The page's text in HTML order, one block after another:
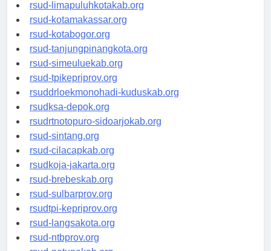
rsud-limapuluhkotakab.org
rsud-kotamakassar.org
rsud-kotabogor.org
rsud-tanjungpinangkota.org
rsud-simeuluekab.org
rsud-tpikepriprov.org
rsuddrloekmonohadi-kuduskab.org
rsudksa-depok.org
rsudrtnotopuro-sidoarjokab.org
rsud-sintang.org
rsud-cilacapkab.org
rsudkoja-jakarta.org
rsud-brebeskab.org
rsud-sulbarprov.org
rsudtpi-kepriprov.org
rsud-langsakota.org
rsud-ntbprov.org